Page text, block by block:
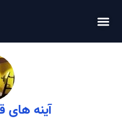
آینه های